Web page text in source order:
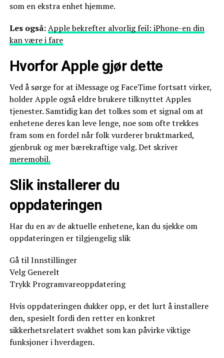
som en ekstra enhet hjemme.
Les også:Apple bekrefter alvorlig feil: iPhone-en din
kan være i fare
Hvorfor Apple gjør dette
Ved å sørge for at iMessage og FaceTime fortsatt virker,
holder Apple også eldre brukere tilknyttet Apples
tjenester. Samtidig kan det tolkes som et signal om at
enhetene deres kan leve lenge, noe som ofte trekkes
fram som en fordel når folk vurderer bruktmarked,
gjenbruk og mer bærekraftige valg. Det skriver
meremobil.
Slik installerer du
oppdateringen
Har du en av de aktuelle enhetene, kan du sjekke om
oppdateringen er tilgjengelig slik
Gå til Innstillinger
Velg Generelt
Trykk Programvareoppdatering
Hvis oppdateringen dukker opp, er det lurt å installere
den, spesielt fordi den retter en konkret
sikkerhetsrelatert svakhet som kan påvirke viktige
funksjoner i hverdagen.